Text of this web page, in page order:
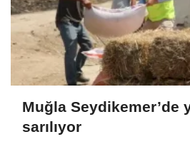
Muğla Seydikemer’de
sarılıyor